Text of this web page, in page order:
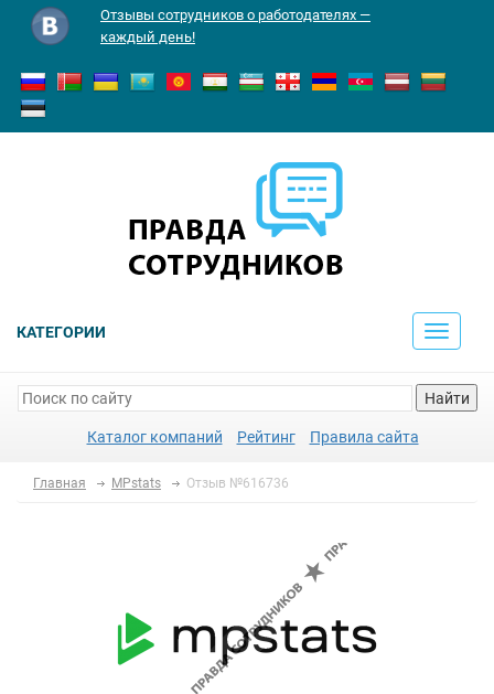
Отзывы сотрудников о работодателях —
каждый день!
КАТЕГОРИИ
Toggle
Найти
Каталог компаний Рейтинг Правила сайта
Главная MPstats Отзыв №616736